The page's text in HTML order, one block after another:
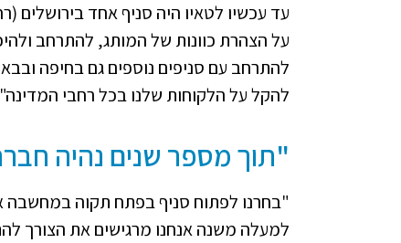
עד עכשיו לטאיו היה סניף אחד
על הצהרת כוונות של המותג, להתרחב
להתרחב עם סניפים נוספים גם בחיפה
להקל על הלקוחות שלנו בכל רחבי
"תוך מספר שנים נהיה
למעלה משנה אנחנו מרגישים את הצורך